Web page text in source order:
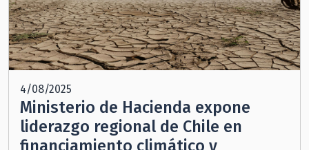
4/08/2025
Ministerio de Hacienda expone
liderazgo regional de Chile en
financiamiento climático y